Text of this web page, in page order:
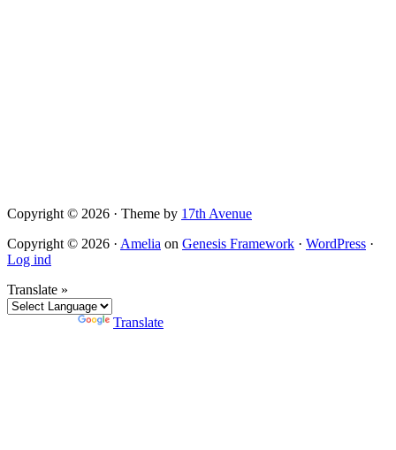
Copyright © 2026 · Theme by 17th Avenue
Copyright © 2026 · Amelia on Genesis Framework · WordPress ·
Log ind
Translate »
Translate